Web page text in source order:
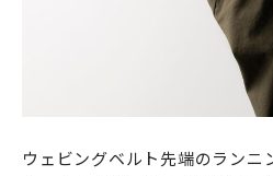
ウェビングベルト先端のランニ